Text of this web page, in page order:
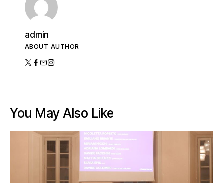
admin
ABOUT AUTHOR
You May Also Like